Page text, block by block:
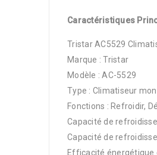
Caractéristiques
Tristar AC5529
Marque : Tristar
Modèle : AC-5529
Type : Climatiseur
Fonctions : Refroidir,
Capacité de
Capacité de
Efficacité énergétique